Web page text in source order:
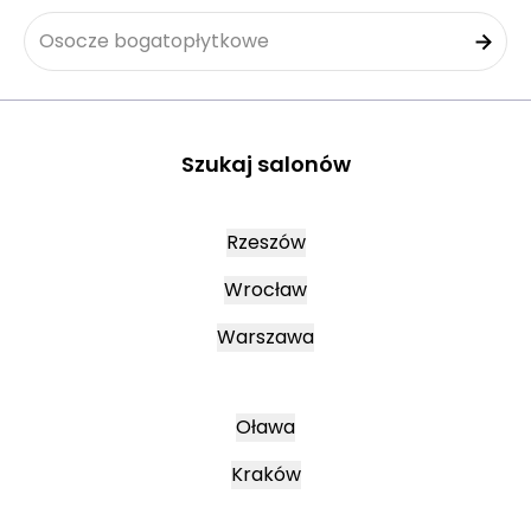
Osocze bogatopłytkowe
Szukaj salonów
Rzeszów
Wrocław
Warszawa
Oława
Kraków